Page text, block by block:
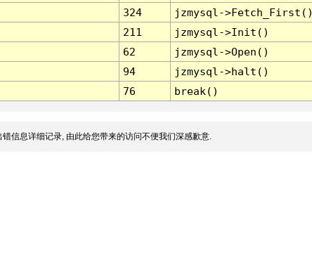
324
jzmysql-
211
jzmysql->Init()
62
jzmysql->Open()
94
jzmysql->halt()
76 break()
信息详细记录, 由此给您带来的访问不便我们深感歉意.